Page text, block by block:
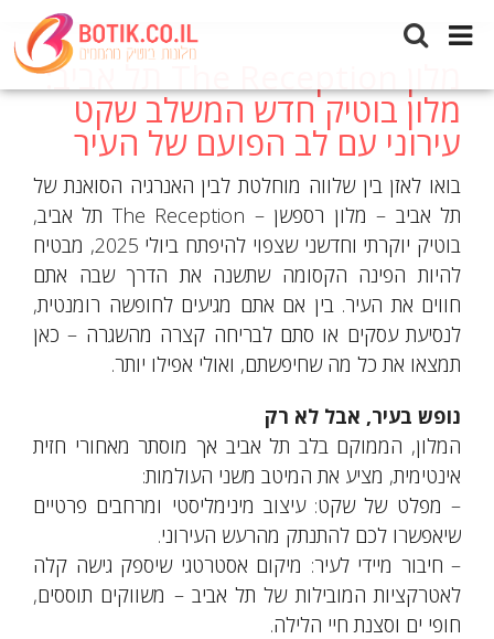
מלון The Reception תל
אביב: מלון בוטיק חדש
המשלב שקט עירוני עם לב
הפועם של העיר
מלון The Reception תל אביב:
מלון בוטיק חדש המשלב שקט
עירוני עם לב הפועם של העיר
בואו לאזן בין שלווה מוחלטת לבין האנרגיה הסואנת של
תל אביב – מלון רספשן – The Reception תל אביב,
בוטיק יוקרתי וחדשני שצפוי להיפתח ביולי 2025, מבטיח
להיות הפינה הקסומה שתשנה את הדרך שבה אתם
חווים את העיר. בין אם אתם מגיעים לחופשה רומנטית,
לנסיעת עסקים או סתם לבריחה קצרה מהשגרה – כאן
תמצאו את כל מה שחיפשתם, ואולי אפילו יותר.
נופש בעיר, אבל לא רק
המלון, הממוקם בלב תל אביב אך מוסתר מאחורי חזית
אינטימית, מציע את המיטב משני העולמות:
– מפלט של שקט: עיצוב מינימליסטי ומרחבים פרטיים
שיאפשרו לכם להתנתק מהרעש העירוני.
– חיבור מיידי לעיר: מיקום אסטרטגי שיספק גישה קלה
לאטרקציות המובילות של תל אביב – משווקים תוססים,
חופי ים וסצנת חיי הלילה.